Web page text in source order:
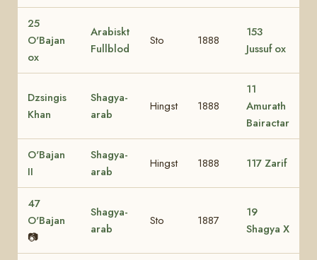
25
O'Bajan
ox
Arabiskt
Fullblod
Sto 1888
153
Jussuf ox
Dzsingis
Khan
Shagya-
arab
Hingst 1888
11
Amurath
Bairactar
O'Bajan
II
Shagya-
arab
Hingst 1888 117 Zarif
47
O'Bajan
📷
Shagya-
arab
Sto 1887
19
Shagya X